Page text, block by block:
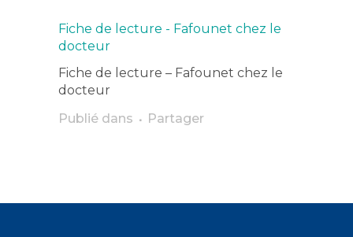
Fiche de lecture - Fafounet chez le
docteur
Fiche de lecture – Fafounet chez le
docteur
Publié dans
Partager